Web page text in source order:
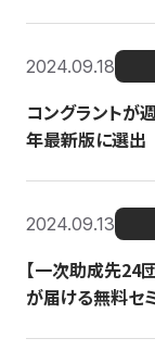
2024.09.18
コングラントが
年最新版に選出
2024.09.13
【一次助成先24
が届ける無料セ